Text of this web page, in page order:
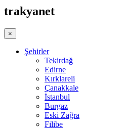
trakyanet
×
Şehirler
Tekirdağ
Edirne
Kırklareli
Çanakkale
İstanbul
Burgaz
Eski Zağra
Filibe